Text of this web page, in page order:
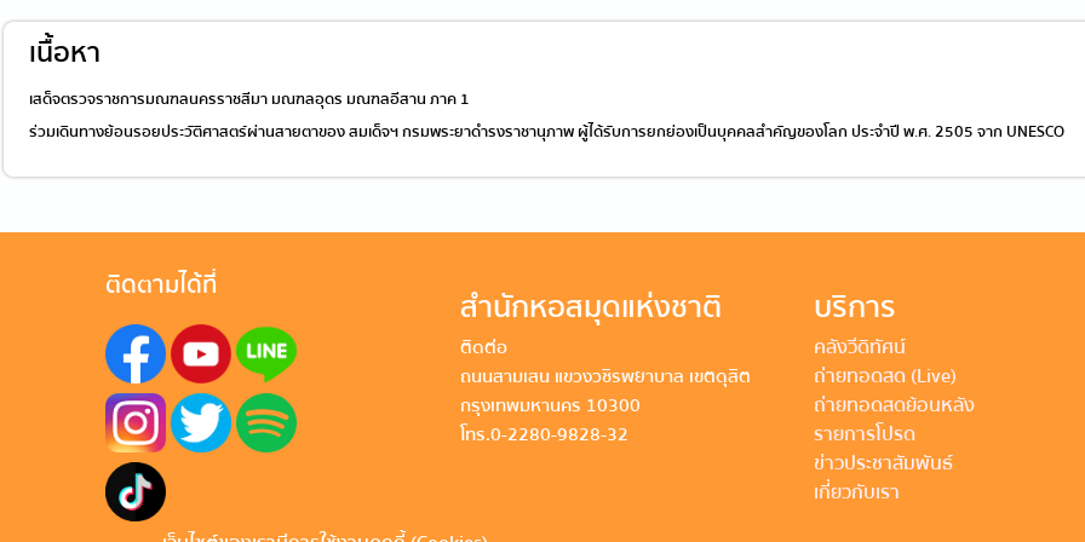
เนื้อหา
เสด็จตรวจราชการมณฑลนครราชสีมา มณฑลอุดร มณฑลอีสาน ภาค 1
ร่วมเดินทางย้อนรอยประวัติศาสตร์ผ่านสายตาของ สมเด็จฯ กรมพระยาดำรงราชานุภาพ ผู้ได้รับการยกย่องเป็นบุคคลสำคัญของโลก ประจำปี พ.ศ. 2505 จาก UNESCO
ติดตามได้ที่ สำนักหอสมุดแห่งชาติ
ติดต่อ
ถนนสามเสน แขวงวชิรพยาบาล เขตดุสิต
กรุงเทพมหานคร 10300
โทร. 0-2280-9828-32
บริการ
คลังวีดิทัศน์
ถ่ายทอดสด (Live)
ถ่ายทอดสดย้อนหลัง
รายการโปรด
ข่าวประชาสัมพันธ์
เกี่ยวกับเรา